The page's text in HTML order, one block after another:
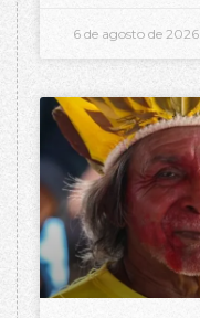
6 de agosto de 2026